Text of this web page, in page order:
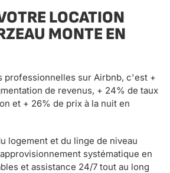
LOCATION
MONTE EN
professionnelles sur Airbnb, c'est +
de revenus, + 24% de taux
et + 26% de prix à la nuit en
logement et du linge de niveau
systématique en
et assistance 24/7 tout au long